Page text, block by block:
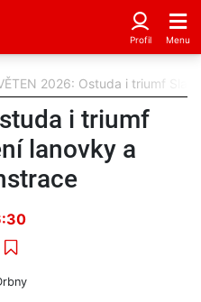
2026: Ostuda i triumf
i triumf
lanovky a